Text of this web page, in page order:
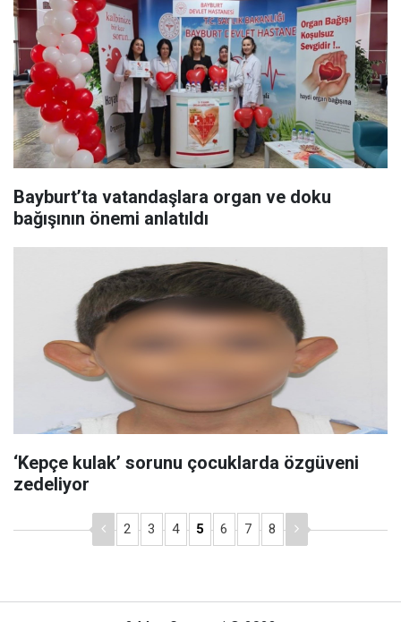
Bayburt’ta vatandaşlara organ ve doku
bağışının önemi anlatıldı
‘Kepçe kulak’ sorunu çocuklarda özgüveni
zedeliyor
2 3 4 5 6 7 8